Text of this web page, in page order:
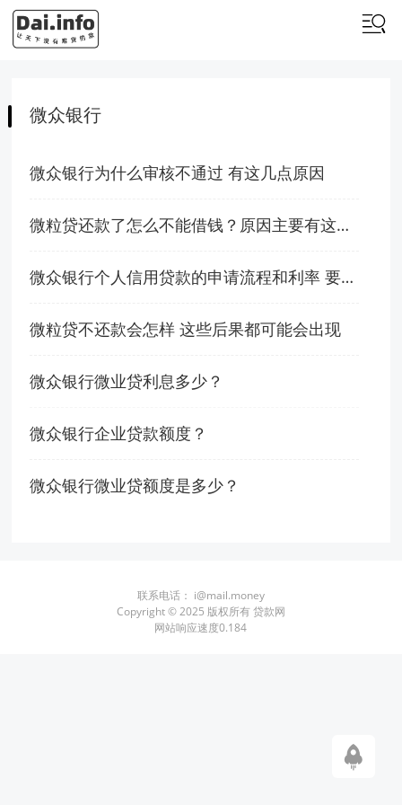
微众银行
微众银行为什么审核不通过 有这几点原因
微粒贷还款了怎么不能借钱？原因主要有这些！
微众银行个人信用贷款的申请流程和利率 要满足这些条件
微粒贷不还款会怎样 这些后果都可能会出现
微众银行微业贷利息多少？
微众银行企业贷款额度？
微众银行微业贷额度是多少？
联系电话： i@mail.money
Copyright © 2025 版权所有 贷款网
网站响应速度0.184